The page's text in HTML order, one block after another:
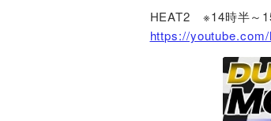
HEAT2 ※14時半～
https://